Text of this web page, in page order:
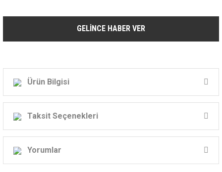
GELİNCE HABER VER
Ürün Bilgisi
LEO SANTRİFÜJ POMPA - XST Serisi
XST Standart Santrifüj (Endüstriyel)
Taksit Seçenekleri
Yorumlar